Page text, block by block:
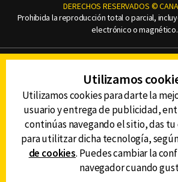
DERECHOS RESERVADOS ©
Prohibida la reproducción total o parcial,
electrónico o magnético.
AVISO DE PRIVACIDAD
AVISO LEGAL
DEFENSORÍA DE LAS
DESCARGA LA APP DE
Utilizamos
Utilizamos cookies para darte la
usuario y entrega de publicidad,
continúas navegando el sitio, das
para utilitzar dicha tecnología,
de cookies. Puedes cambiar la
navegador cuando